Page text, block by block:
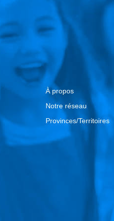
À propos
Notre réseau
Provinces/Territoires